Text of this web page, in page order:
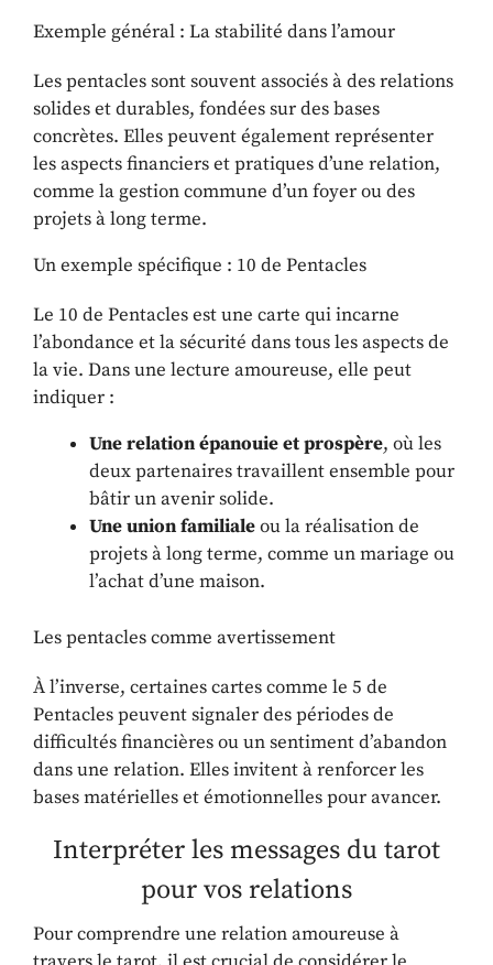
Exemple général : La stabilité dans l’amour
Les pentacles sont souvent associés à des relations
solides et durables, fondées sur des bases
concrètes. Elles peuvent également représenter
les aspects financiers et pratiques d’une relation,
comme la gestion commune d’un foyer ou des
projets à long terme.
Un exemple spécifique : 10 de Pentacles
Le 10 de Pentacles est une carte qui incarne
l’abondance et la sécurité dans tous les aspects de
la vie. Dans une lecture amoureuse, elle peut
indiquer :
Une relation épanouie et prospère, où les
deux partenaires travaillent ensemble pour
bâtir un avenir solide.
Une union familialeou la réalisation de
projets à long terme, comme un mariage ou
l’achat d’une maison.
Les pentacles comme avertissement
À l’inverse, certaines cartes comme le 5 de
Pentacles peuvent signaler des périodes de
difficultés financières ou un sentiment d’abandon
dans une relation. Elles invitent à renforcer les
bases matérielles et émotionnelles pour avancer.
Interpréter les messages du tarot
pour vos relations
Pour comprendre une relation amoureuse à